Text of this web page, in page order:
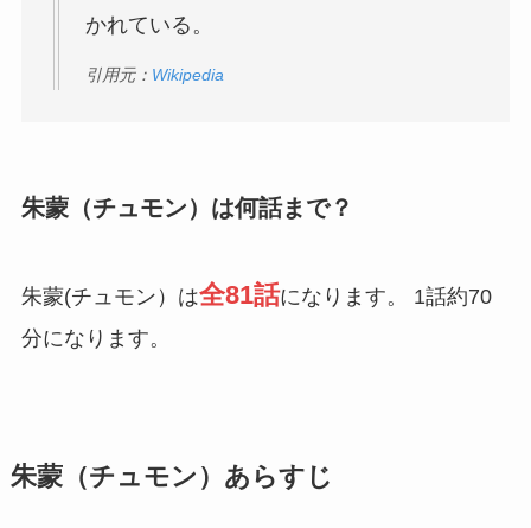
かれている。
引用元： Wikipedia
朱蒙（チュモン）は何話まで？
朱蒙(チュモン）は全81話になります。 1話約70
分になります。
朱蒙（チュモン）あらすじ